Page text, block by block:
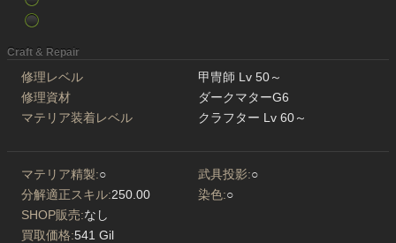
Craft & Repair
修理レベル
甲冑師 Lv 50～
修理資材
ダークマターG6
マテリア装着レベル
クラフター Lv 60～
マテリア精製:○ 武具投影:○
分解適正スキル:250.00 染色:○
SHOP販売:なし
買取価格:541 Gil